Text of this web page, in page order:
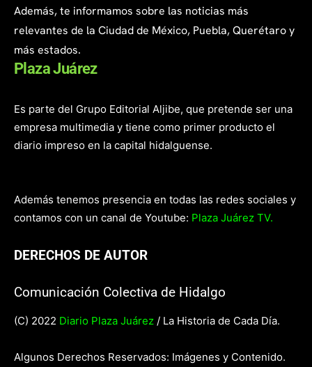
Además, te informamos sobre las noticias más
relevantes de la Ciudad de México, Puebla, Querétaro y
más estados.
Plaza Juárez
Es parte del Grupo Editorial Aljibe, que pretende ser una
empresa multimedia y tiene como primer producto el
diario impreso en la capital hidalguense.
Además tenemos presencia en todas las redes sociales y
contamos con un canal de Youtube: Plaza Juárez TV.
DERECHOS DE AUTOR
Comunicación Colectiva de Hidalgo
(C) 2022 Diario Plaza Juárez / La Historia de Cada Día.
Algunos Derechos Reservados: Imágenes y Contenido.